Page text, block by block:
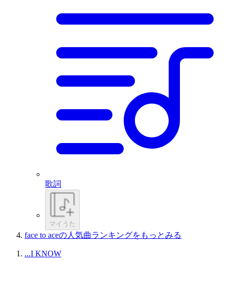
歌詞
マイうた
face to aceの人気曲ランキングをもっとみる
...I KNOW